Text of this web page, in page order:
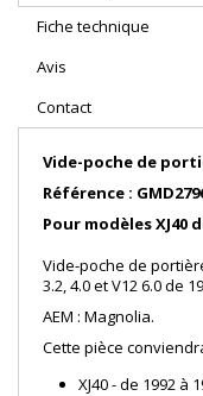
Fiche technique
Avis
Contact
Vide-poche de
Référence :
Pour modèles XJ40
Vide-poche de
3.2, 4.0 et V12 6.0 de
AEM : Magnolia.
Cette pièce
XJ40 - de 1992 à